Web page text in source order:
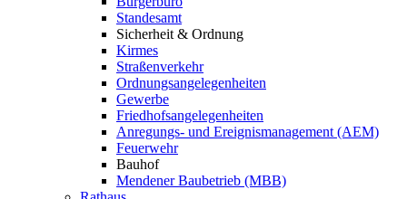
Standesamt
Sicherheit & Ordnung
Kirmes
Straßenverkehr
Ordnungsangelegenheiten
Gewerbe
Friedhofsangelegenheiten
Anregungs- und Ereignismanagement (AEM)
Feuerwehr
Bauhof
Mendener Baubetrieb (MBB)